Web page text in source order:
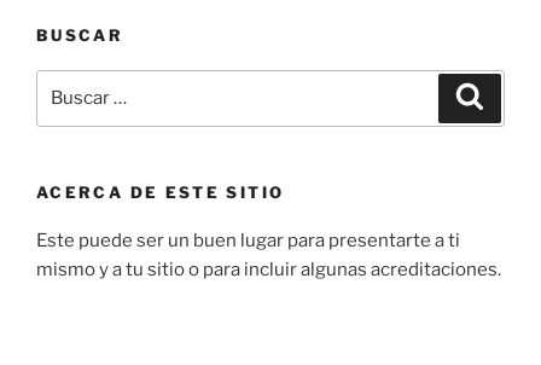
BUSCAR
por:
ACERCA DE ESTE SITIO
Este puede ser un buen lugar para presentarte a ti
mismo y a tu sitio o para incluir algunas acreditaciones.